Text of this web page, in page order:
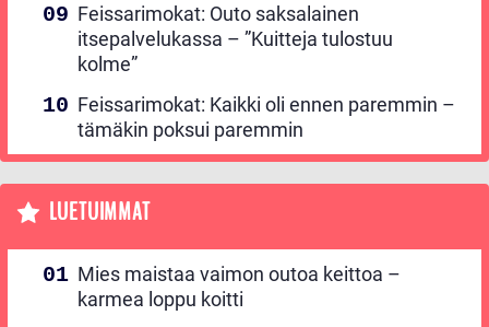
Feissarimokat: Outo saksalainen
itsepalvelukassa – ”Kuitteja tulostuu
kolme”
Feissarimokat: Kaikki oli ennen paremmin –
tämäkin poksui paremmin
LUETUIMMAT
Mies maistaa vaimon outoa keittoa –
karmea loppu koitti